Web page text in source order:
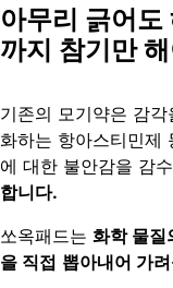
아무리 긁어도
까지 참기만
기존의 모기약은 감
화하는 항아스티민제
에 대한 불안감을 감
합니다.
쏘옥패드는 화학 물질
을 직접 뽑아내어 가